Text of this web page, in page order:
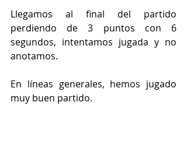
Llegamos al final del partido
perdiendo de 3 puntos con 6
segundos, intentamos jugada y no
anotamos.
En líneas generales, hemos jugado
muy buen partido.